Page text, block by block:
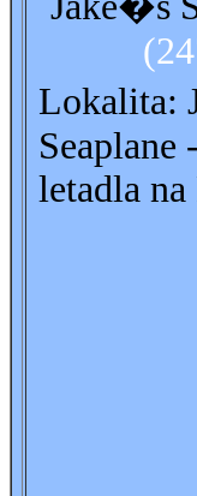
Lokalita:
Seaplane
letadla na